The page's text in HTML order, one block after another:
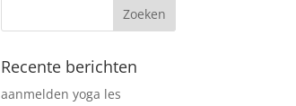
Recente berichten
aanmelden yoga les